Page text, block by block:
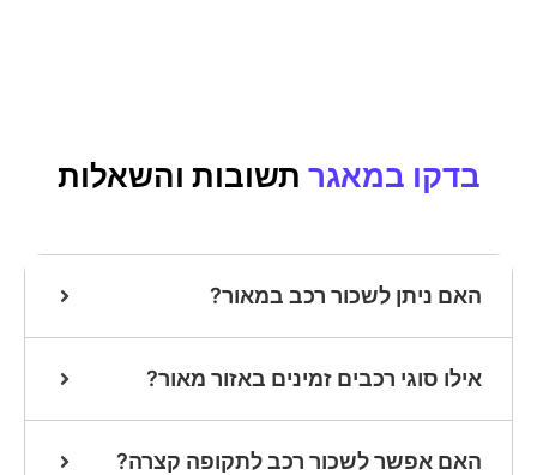
בדקו במאגר תשובות והשאלות
האם ניתן לשכור רכב במאור?
אילו סוגי רכבים זמינים באזור מאור?
האם אפשר לשכור רכב לתקופה קצרה?